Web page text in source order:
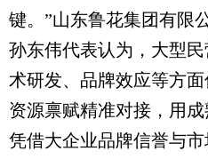
键。”山东鲁花集团有限
孙东伟代表认为，大型
术研发、品牌效应等方
资源禀赋精准对接，用
凭借大企业品牌信誉与